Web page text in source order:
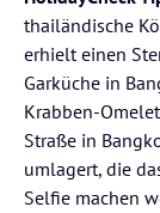
Taxis & Tuk-
achten
Kleidung: In
Angebote:
Deals
thailändische
erhielt einen
Garküche in
Krabben-
Straße in
umlagert, die
Selfie machen